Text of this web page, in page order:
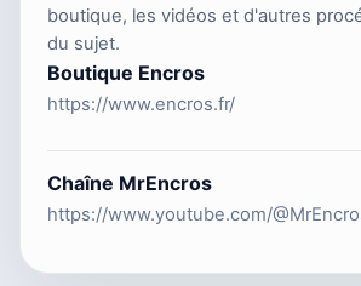
boutique, les vidéos et d'autres
du sujet.
Boutique Encros
https://www.encros.fr/
Chaîne MrEncros
https://www.youtube.com/